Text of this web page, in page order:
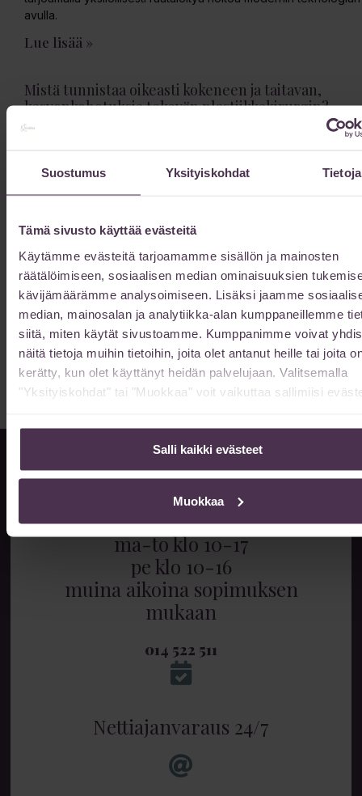
Suostumus Yksityiskohdat Tietoja
Tämä sivusto käyttää evästeitä
Käytämme evästeitä tarjoamamme sisällön ja mainosten
räätälöimiseen, sosiaalisen median ominaisuuksien
kävijämäärämme analysoimiseen. Lisäksi jaamme
median, mainosalan ja analytiikka-alan kumppaneillemme
siitä, miten käytät sivustoamme. Kumppanimme voivat
näitä tietoja muihin tietoihin, joita olet antanut heille tai joita
kerätty, kun olet käyttänyt heidän palvelujaan. Valitsemalla
"Yksityiskohdat" tai "Muokkaa" voit vaikuttaa sallimiisi
Salli kaikki evästeet
Muokkaa
avulla.
Lue lisää »
Mistä tunnistaa oikeasti kokeneen ja taitavan,
kasvonkohotuksia tekevän plastiikkakirurgin?
19/02/2026
aika usein. Kysymys on hyvin olennainen. mutta en usko, että
Lue lisää »
Kuinka kauan vatsan muotoilun toipuminen
kestää?
13/02/2026
Vatsan muotoilun toipuminen kestää 6-12 kuukautta kokonaan.
Lue toipumisajan vaiheet ja nopeuttamiskeinot.
Lue lisää »
Info & ajanvaraus
ma-to klo 10-17
pe klo 10-16
muina aikoina sopimuksen
mukaan
014 522 511
Nettiajanvaraus 24/7